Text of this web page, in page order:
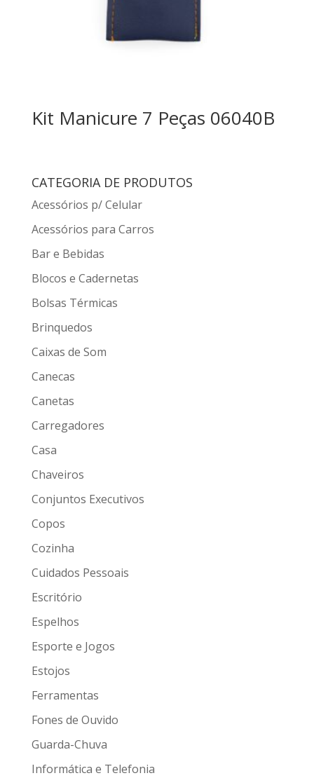
Kit Manicure 7 Peças 06040B
CATEGORIA DE PRODUTOS
Acessórios p/ Celular
Acessórios para Carros
Bar e Bebidas
Blocos e Cadernetas
Bolsas Térmicas
Brinquedos
Caixas de Som
Canecas
Canetas
Carregadores
Casa
Chaveiros
Conjuntos Executivos
Copos
Cozinha
Cuidados Pessoais
Escritório
Espelhos
Esporte e Jogos
Estojos
Ferramentas
Fones de Ouvido
Guarda-Chuva
Informática e Telefonia